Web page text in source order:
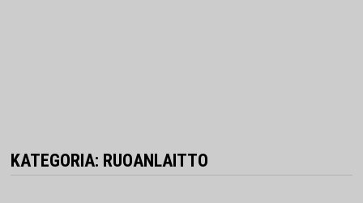
KATEGORIA: RUOANLAITTO